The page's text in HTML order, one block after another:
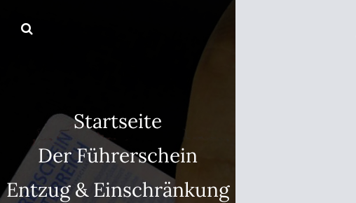
Startseite
Der Führerschein
Entzug & Einschränkung